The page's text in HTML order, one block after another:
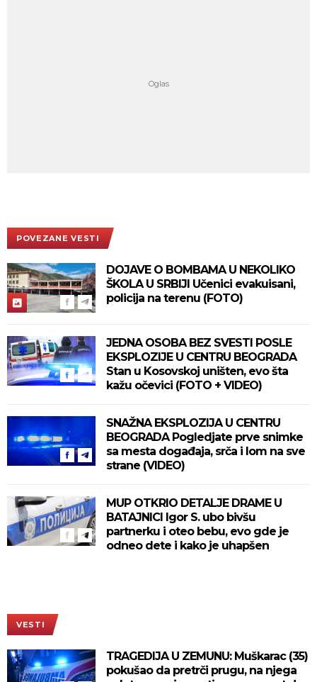
POVEZANE VESTI
DOJAVE O BOMBAMA U NEKOLIKO
ŠKOLA U SRBIJI Učenici evakuisani,
policija na terenu (FOTO)
JEDNA OSOBA BEZ SVESTI POSLE
EKSPLOZIJE U CENTRU BEOGRADA
Stan u Kosovskoj uništen, evo šta
kažu očevici (FOTO + VIDEO)
SNAŽNA EKSPLOZIJA U CENTRU
BEOGRADA Pogledjate prve snimke
sa mesta događaja, srča i lom na sve
strane (VIDEO)
MUP OTKRIO DETALJE DRAME U
BATAJNICI Igor S. ubo bivšu
partnerku i oteo bebu, evo gde je
odneo dete i kako je uhapšen
VESTI
TRAGEDIJA U ZEMUNU: Muškarac (35)
pokušao da pretrči prugu, na njega